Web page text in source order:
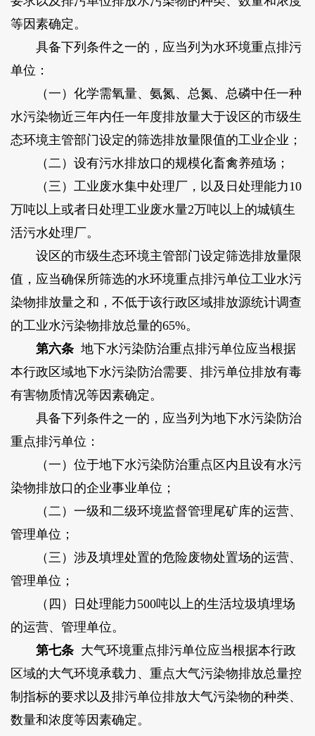
等因素确定。
具备下列条件之一的，应当列为水环境重点排污
单位：
（一）化学需氧量、氨氮、总氮、总磷中任一种
水污染物近三年内任一年度排放量大于设区的市级生
态环境主管部门设定的筛选排放量限值的工业企业；
（二）设有污水排放口的规模化畜禽养殖场；
（三）工业废水集中处理厂，以及日处理能力10
万吨以上或者日处理工业废水量2万吨以上的城镇生
活污水处理厂。
设区的市级生态环境主管部门设定筛选排放量限
值，应当确保所筛选的水环境重点排污单位工业水污
染物排放量之和，不低于该行政区域排放源统计调查
的工业水污染物排放总量的65%。
第六条地下水污染防治重点排污单位应当根据
本行政区域地下水污染防治需要、排污单位排放有毒
有害物质情况等因素确定。
具备下列条件之一的，应当列为地下水污染防治
重点排污单位：
（一）位于地下水污染防治重点区内且设有水污
染物排放口的企业事业单位；
（二）一级和二级环境监督管理尾矿库的运营、
管理单位；
（三）涉及填埋处置的危险废物处置场的运营、
管理单位；
（四）日处理能力500吨以上的生活垃圾填埋场
的运营、管理单位。
第七条大气环境重点排污单位应当根据本行政
区域的大气环境承载力、重点大气污染物排放总量控
制指标的要求以及排污单位排放大气污染物的种类、
数量和浓度等因素确定。